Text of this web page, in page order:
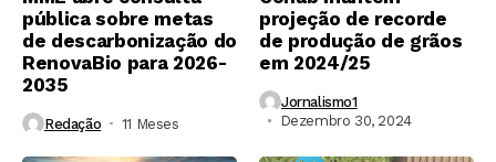
pública sobre metas
de descarbonização do
RenovaBio para 2026-
2035
Redação 11 Meses ⁮
projeção de recorde
de produção de grãos
em 2024/25
Jornalismo1
Dezembro 30, 2024